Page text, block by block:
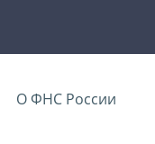
О ФНС России